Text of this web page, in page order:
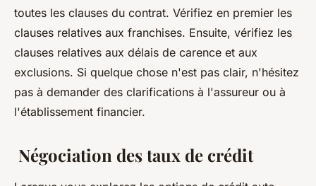
toutes les clauses du contrat. Vérifiez en premier les
clauses relatives aux franchises. Ensuite, vérifiez les
clauses relatives aux délais de carence et aux
exclusions. Si quelque chose n'est pas clair, n'hésitez
pas à demander des clarifications à l'assureur ou à
l'établissement financier.
Négociation des taux de crédit